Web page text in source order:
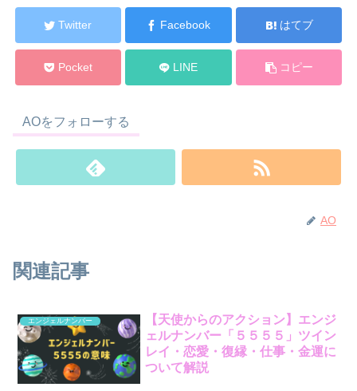
Twitter Facebook はてブ
Pocket LINE コピー
AOをフォローする
AO
関連記事
エンジェルナンバー
【天使からのアクション】エンジ
ェルナンバー「５５５５」ツイン
レイ・恋愛・復縁・仕事・金運に
ついて解説